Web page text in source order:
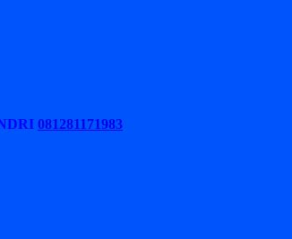
081281171983